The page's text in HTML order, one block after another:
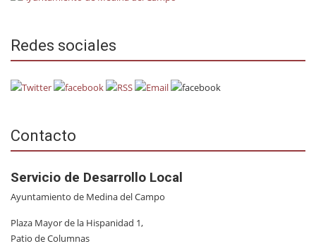
Redes sociales
Contacto
Servicio de Desarrollo Local
Ayuntamiento de Medina del Campo
Plaza Mayor de la Hispanidad 1,
Patio de Columnas